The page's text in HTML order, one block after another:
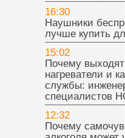
16:30
Наушники
лучше купить
15:02
Почему
нагреватели и
службы:
специалистов
12:32
Почему